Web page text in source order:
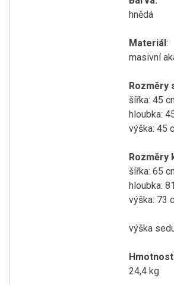
hnědá
Materiál:
masivní
Rozměry
šířka: 45
hloubka:
výška: 45
Rozměry
šířka: 65
hloubka:
výška: 73
výška
Hmotnost:
24,4 kg